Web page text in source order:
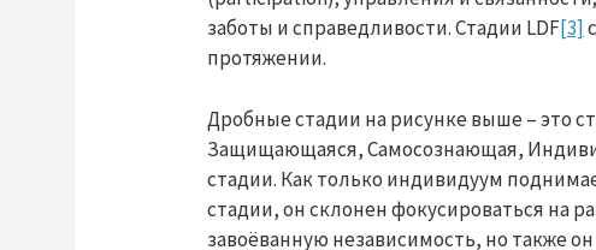
заботы и справедливости. Стадии LDF[3]
протяжении.
Дробные стадии на рисунке выше – это
Защищающаяся, Самосознающая,
стадии. Как только индивидуум
стадии, он склонен фокусироваться на
завоёванную независимость, но также